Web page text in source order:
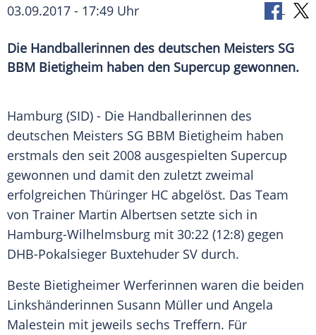
03.09.2017 - 17:49 Uhr
Die Handballerinnen des deutschen Meisters SG
BBM Bietigheim haben den Supercup gewonnen.
Hamburg (SID) - Die Handballerinnen des
deutschen Meisters SG BBM Bietigheim haben
erstmals den seit 2008 ausgespielten Supercup
gewonnen und damit den zuletzt zweimal
erfolgreichen Thüringer HC abgelöst. Das Team
von Trainer Martin Albertsen setzte sich in
Hamburg-Wilhelmsburg mit 30:22 (12:8) gegen
DHB-Pokalsieger Buxtehuder SV durch.
Beste Bietigheimer Werferinnen waren die beiden
Linkshänderinnen Susann Müller und Angela
Malestein mit jeweils sechs Treffern. Für